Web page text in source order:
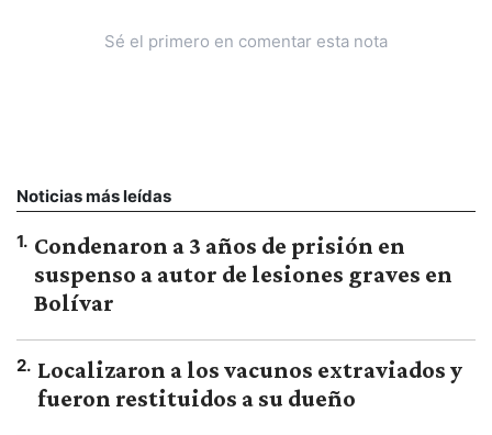
Sé el primero en comentar esta nota
Noticias más leídas
1. Condenaron a 3 años de prisión en
suspenso a autor de lesiones graves en
Bolívar
2. Localizaron a los vacunos extraviados y
fueron restituidos a su dueño